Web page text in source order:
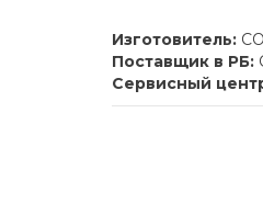
Изготовитель:
Поставщик в РБ:
Сервисный